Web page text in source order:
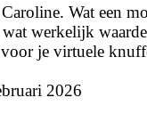
Wat een
werkelijk
je virtuele
2026